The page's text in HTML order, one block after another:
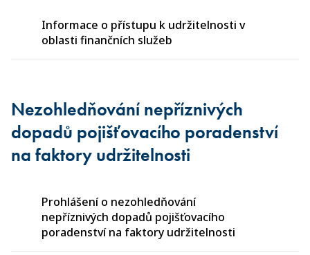
Informace o přístupu k udržitelnosti v
oblasti finančních služeb
Nezohledňování nepříznivých
dopadů pojišťovacího poradenství
na faktory udržitelnosti
Prohlášení o nezohledňování
nepříznivých dopadů pojišťovacího
poradenství na faktory udržitelnosti